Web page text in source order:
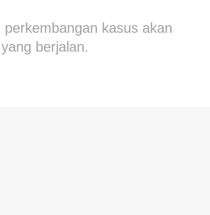
kasus akan
berjalan.